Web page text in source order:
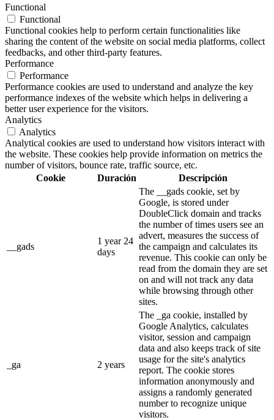
Functional
Functional
Functional cookies help to perform certain functionalities like
sharing the content of the website on social media platforms, collect
feedbacks, and other third-party features.
Performance
Performance
Performance cookies are used to understand and analyze the key
performance indexes of the website which helps in delivering a
better user experience for the visitors.
Analytics
Analytics
Analytical cookies are used to understand how visitors interact with
the website. These cookies help provide information on metrics the
number of visitors, bounce rate, traffic source, etc.
Cookie
Duración Descripción
__gads
1 year 24
days
The __gads cookie, set by
Google, is stored under
DoubleClick domain and tracks
the number of times users see an
advert, measures the success of
the campaign and calculates its
revenue. This cookie can only be
read from the domain they are set
on and will not track any data
while browsing through other
sites.
_ga 2 years
The _ga cookie, installed by
Google Analytics, calculates
visitor, session and campaign
data and also keeps track of site
usage for the site's analytics
report. The cookie stores
information anonymously and
assigns a randomly generated
number to recognize unique
visitors.